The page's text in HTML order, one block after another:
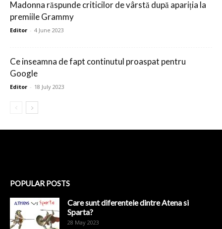
Madonna răspunde criticilor de vârstă după apariția la
premiile Grammy
Editor - 4 June 2023
Ce inseamna de fapt continutul proaspat pentru
Google
Editor - 18 July 2023
POPULAR POSTS
Care sunt diferentele dintre Atena si
Sparta?
28 May 2023